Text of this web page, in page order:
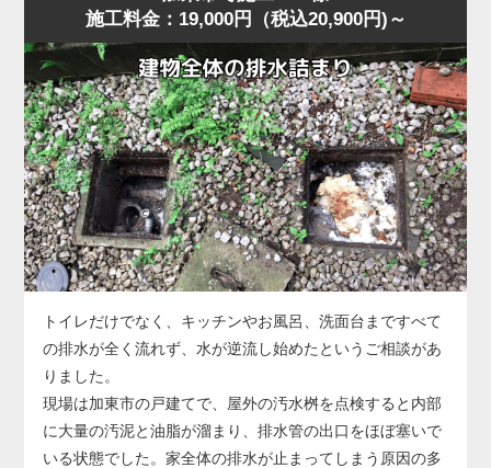
に排水される状態に回復しました。
作業後、お客様には「異物は見えなくても奥で止まってい
ることが多い」「無理に押し流そうとすると状態が悪化す
る」ことをお伝えし、子どもが触れやすい物はトイレ周辺
に置かないよう注意点もご案内しました。
に水位が上がり、明らかに排水経路の奥に問題がある様
子。
加東市の住宅でもよくありますが、こうした「慢性的な詰
まり」は便器内部ではなく配管側に原因があることが多
く、ラバーカップや薬剤では根本的に改善しません。
今回の状況は、便器の手前では改善できないと判断し、便
器を一度取り外して配管へ直接アクセスする方法を選択し
ました。
便器脱着後、排水管の奥を確認すると、長年の汚れや固形
化した汚物が管内のカーブ部分で厚く堆積し、水の流れを
大きく妨げている状態。
このままでは再発を繰り返すため、業務用のトーラー（ワ
イヤー式排管清掃機）を使用し、固着した詰まりを貫通・
除去する作業を実施しました。
数回の施工で厚い固まりが崩れ、通水が一気に改善。
複数回の排水テストでも安定した流れが確認できました。
なお、今回のような配管内部の詰まりが悪化すると、トー
施工料金：19,000円（税込20,900円)～
トイレだけでなく、キッチンやお風呂、洗面台まですべて
の排水が全く流れず、水が逆流し始めたというご相談があ
りました。
現場は加東市の戸建てで、屋外の汚水桝を点検すると内部
に大量の汚泥と油脂が溜まり、排水管の出口をほぼ塞いで
いる状態でした。家全体の排水が止まってしまう原因の多